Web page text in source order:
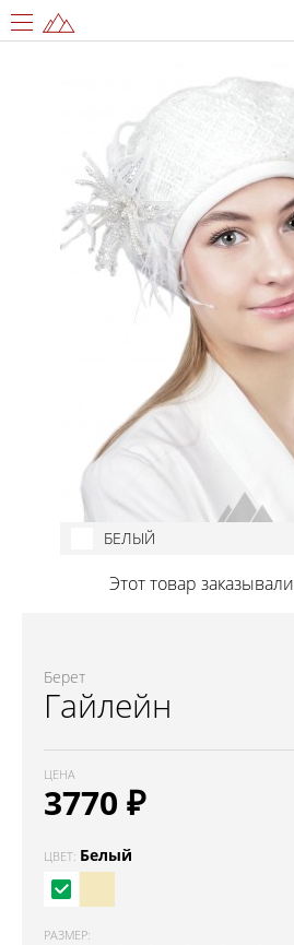
БЕЛЫЙ
Этот товар заказывали
Берет
Гайлейн
ЦЕНА
3770 ₽
ЦВЕТ: Белый
РАЗМЕР: